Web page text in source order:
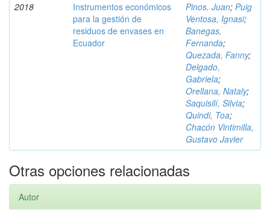
2018
Instrumentos económicos
para la gestión de
residuos de envases en
Ecuador
Pinos, Juan; Puig
Ventosa, Ignasi;
Banegas,
Fernanda;
Quezada, Fanny;
Delgado,
Gabriela;
Orellana, Nataly;
Saquisilí, Silvia;
Quindi, Toa;
Chacón Vintimilla,
Gustavo Javier
Otras opciones relacionadas
Autor